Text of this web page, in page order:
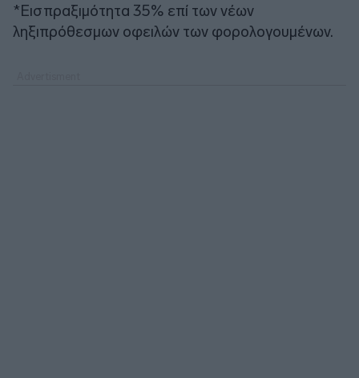
*Εισπραξιμότητα 35% επί των νέων
ληξιπρόθεσμων οφειλών των φορολογουμένων.